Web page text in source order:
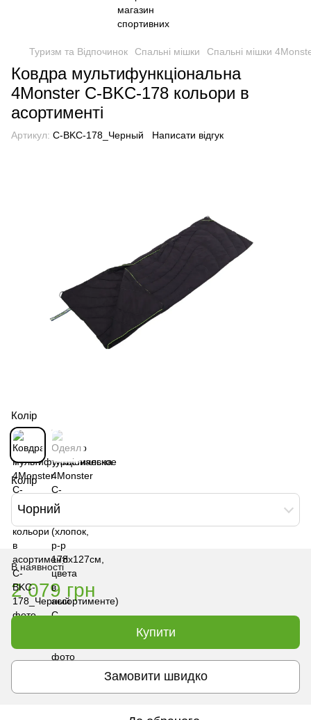
Туризм та Відпочинок Спальні мішки Спальні мішки
Ковдра мультифункціональна
4Monster C-BKC-178 кольори в
асортименті
Артикул: C-BKC-178_Черный Написати відгук
Колір
Колір
Чорний
В наявності
2 079 грн
Купити
Замовити швидко